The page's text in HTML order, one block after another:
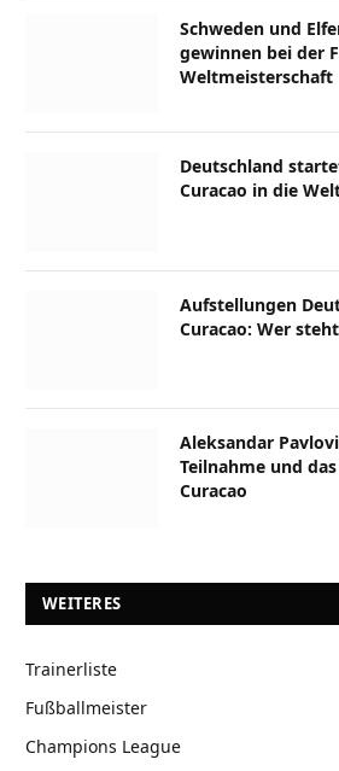
Schweden und
gewinnen bei der
Weltmeisterschaft
Deutschland
Curacao in die
Aufstellungen
Curacao: Wer
Aleksandar
Teilnahme und
Curacao
WEITERES
Trainerliste
Fußballmeister
Champions League